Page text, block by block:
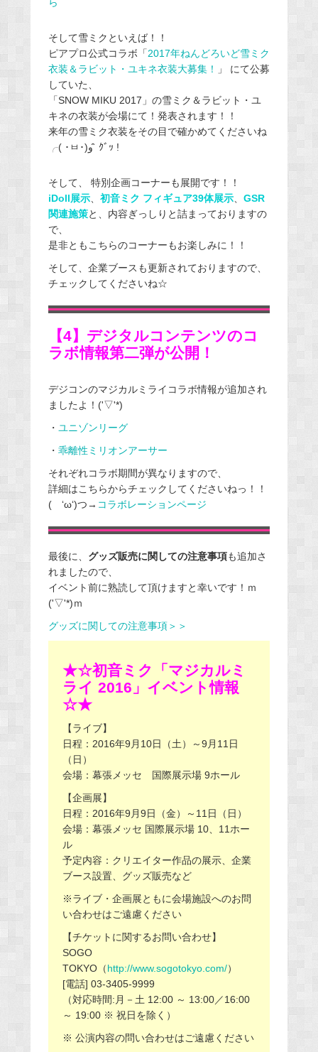
そして雪ミクといえば！！
ピアプロ公式コラボ「2017年ねんどろいど雪ミク
衣装＆ラビット・ユキネ衣装大募集！
」 にて公募
していた、
「SNOW MIKU 2017」の雪ミク＆ラビット・ユ
キネの衣装が会場にて！発表されます！！
来年の雪ミク衣装をその目で確かめてくださいね
╭( ･ㅂ･)و ̑̑ ｸﾞｯ !
そして、 特別企画コーナーも展開です！！
iDoll展示、 初音ミク フィギュア39体展示、 GSR
関連施策と、内容ぎっしりと詰まっておりますの
で、
是非ともこちらのコーナーもお楽しみに！！
そして、企業ブースも更新されておりますので、
チェックしてくださいね☆
【4】デジタルコンテンツのコ
ラボ情報第二弾が公開！
デジコンのマジカルミライコラボ情報が追加され
ましたよ！('▽'*)
・ ユニゾンリーグ
・ 乖離性ミリオンアーサー
それぞれコラボ期間が異なりますので、
詳細はこちらからチェックしてくださいねっ！！
( ‘ω‘)つ→ コラボレーションページ
最後に、 グッズ販売に関しての注意事項も追加さ
れましたので、
イベント前に熟読して頂けますと幸いです！ｍ
('▽'*)ｍ
グッズに関しての注意事項＞＞
★☆初音ミク「マジカルミ
ライ 2016」イベント情報
☆★
【ライブ】
日程：2016年9月10日（土）～9月11日
（日）
会場：幕張メッセ 国際展示場 9ホール
【企画展】
日程：2016年9月9日（金）～11日（日）
会場：幕張メッセ 国際展示場 10、11ホー
ル
予定内容：クリエイター作品の展示、企業
ブース設置、グッズ販売など
※ライブ・企画展ともに会場施設へのお問
い合わせはご遠慮ください
【チケットに関するお問い合わせ】
SOGO
TOKYO（http://www.sogotokyo.com/）
[電話] 03-3405-9999
（対応時間:月－土 12:00 ～ 13:00／16:00
～ 19:00 ※ 祝日を除く）
※ 公演内容の問い合わせはご遠慮ください